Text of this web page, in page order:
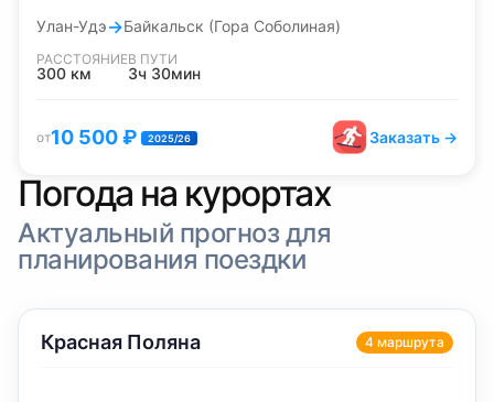
Улан-Удэ→Байкальск (Гора Соболиная)
РАССТОЯНИЕ
300 км
В ПУТИ
3ч 30мин
от10 500₽ 2025/26 Заказать →
Погода на курортах
Актуальный прогноз для
планирования поездки
Красная Поляна 4 маршрута